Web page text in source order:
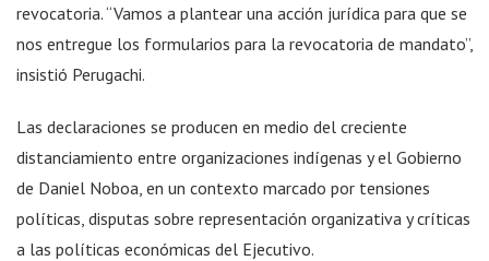
revocatoria. “Vamos a plantear una acción jurídica para que se
nos entregue los formularios para la revocatoria de mandato”,
insistió Perugachi.
Las declaraciones se producen en medio del creciente
distanciamiento entre organizaciones indígenas y el Gobierno
de Daniel Noboa, en un contexto marcado por tensiones
políticas, disputas sobre representación organizativa y críticas
a las políticas económicas del Ejecutivo.